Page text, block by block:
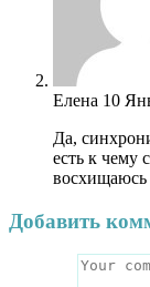
Елена 10
Да,
есть к чему
восхищаюсь
Добавить